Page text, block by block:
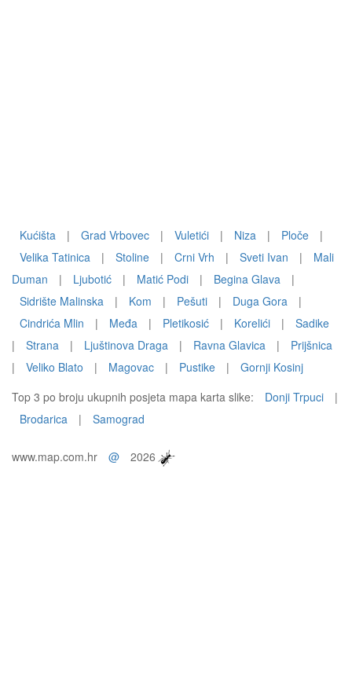
Kućišta | Grad Vrbovec | Vuletići | Niza | Ploče
|
Velika Tatinica
| Stoline | Crni Vrh | Sveti Ivan |
Mali
Duman
| Ljubotić | Matić Podi | Begina Glava
|
Sidrište Malinska
| Kom | Pešuti | Duga Gora
|
Cindrića Mlin
| Međa | Pletikosić | Korelići |
Sadike
|
Strana | Ljuštinova Draga | Ravna Glavica |
Prijšnica
|
Veliko Blato | Magovac | Pustike |
Gornji Kosinj
Top 3 po broju ukupnih posjeta mapa karta slike:
Donji Trpuci
|
Brodarica
| Samograd
www.map.com.hr @ 2026